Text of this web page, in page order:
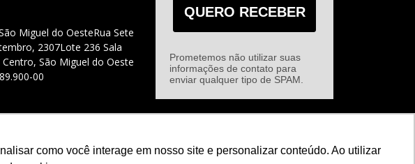
como você interage em nosso site e personalizar conteúdo. Ao utilizar
Miguel do OesteRua Sete
2307Lote 236 Sala
Centro, São Miguel do Oeste
00
QUERO RECEBER
Prometemos não utilizar suas
informações de contato para
enviar qualquer tipo de SPAM.